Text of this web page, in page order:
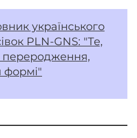
українського
PLN-GNS: "Те,
формі"